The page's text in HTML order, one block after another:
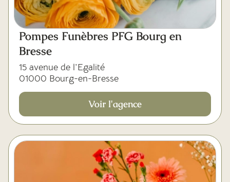
Pompes Funèbres PFG Bourg en
Bresse
15 avenue de l'Egalité
01000 Bourg-en-Bresse
Voir l'agence